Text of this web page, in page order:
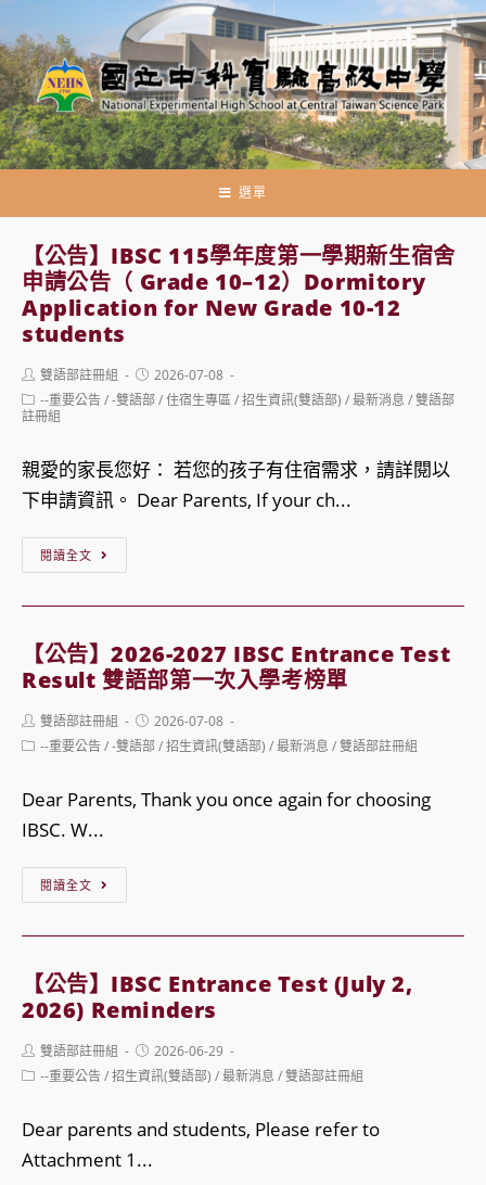
轉
至
主
要
內
選單
【公告】IBSC 115學年度第一學期新生宿舍
申請公告（ Grade 10–12）Dormitory
Application for New Grade 10-12
students
Post
author:
雙語部註冊組
Post
published:
2026-07-08
Post
category:
--重要公告/-雙語部/住宿生專區/招生資訊(雙語部) /最新消息 /雙語部
註冊組
親愛的家長您好： 若您的孩子有住宿需求，請詳閱以
下申請資訊。 Dear Parents, If your ch...
閱讀全文
IBSC
115
學
度
一
舍
申
公
（
Grade
【公告】2026-2027 IBSC Entrance Test
Result 雙語部第一次入學考榜單
Post
author:
雙語部註冊組
Post
published:
2026-07-08
Post--重要公告/-雙語部/招生資訊(雙語部) /最新消息 /雙語部註冊組
Dear Parents, Thank you once again for choosing
IBSC. W...
閱讀全文
2026-
2027
IBSC
Test
雙
語
【公告】IBSC Entrance Test (July 2,
2026) Reminders
Post
author:
雙語部註冊組
Post
published:
2026-06-29
Post--重要公告/招生資訊(雙語部) /最新消息 /雙語部註冊組
Dear parents and students, Please refer to
Attachment 1...